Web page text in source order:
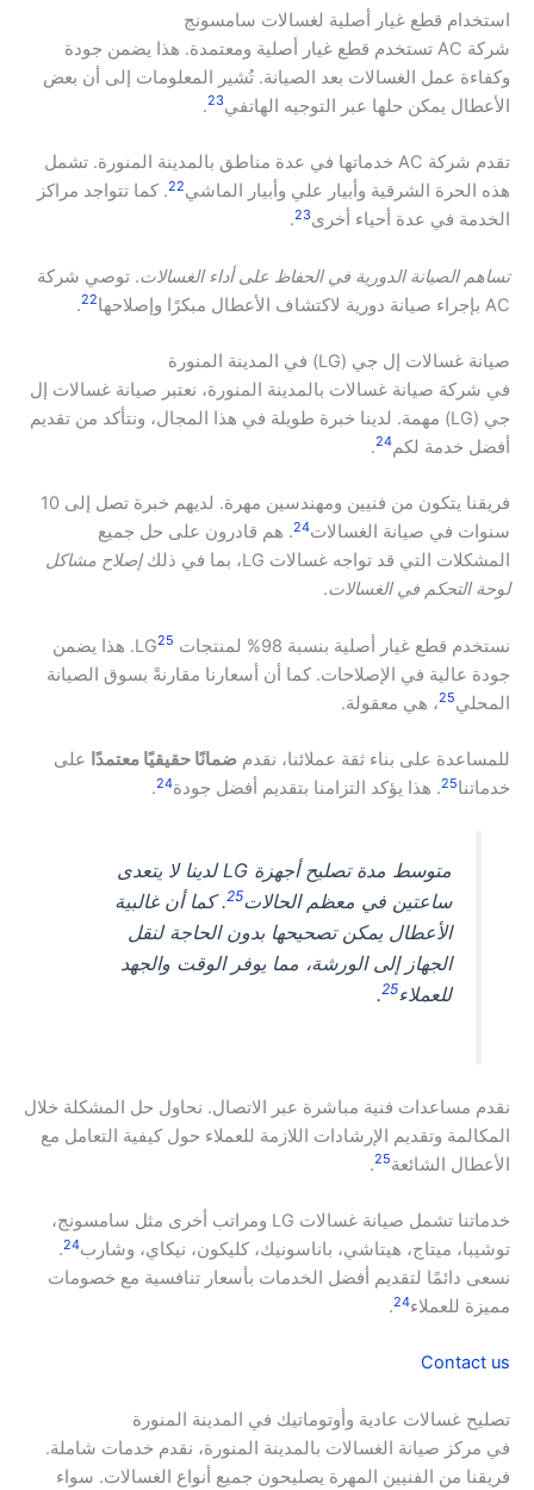
استخدام قطع غيار أصلية لغسالات سامسونج
شركة AC تستخدم قطع غيار أصلية ومعتمدة. هذا يضمن جودة
وكفاءة عمل الغسالات بعد الصيانة. تُشير المعلومات إلى أن بعض
الأعطال يمكن حلها عبر التوجيه الهاتفي23
.
تقدم شركة AC خدماتها في عدة مناطق بالمدينة المنورة. تشمل
هذه الحرة الشرقية وأبيار علي وأبيار الماشي22. كما تتواجد مراكز
الخدمة في عدة أحياء أخرى23
.
تساهم الصيانة الدورية في الحفاظ على أداء الغسالات. توصي شركة
AC بإجراء صيانة دورية لاكتشاف الأعطال مبكرًا وإصلاحها
22
.
صيانة غسالات إل جي (LG) في المدينة المنورة
في شركة صيانة غسالات بالمدينة المنورة، نعتبر صيانة غسالات إل
جي (LG) مهمة. لدينا خبرة طويلة في هذا المجال، ونتأكد من تقديم
أفضل خدمة لكم24
.
فريقنا يتكون من فنيين ومهندسين مهرة. لديهم خبرة تصل إلى 10
سنوات في صيانة الغسالات24. هم قادرون على حل جميع
المشكلات التي قد تواجه غسالات LG، بما في ذلك
إصلاح مشاكل
لوحة التحكم في الغسالات.
نستخدم قطع غيار أصلية بنسبة 98% لمنتجات LG 25
. هذا يضمن
جودة عالية في الإصلاحات. كما أن أسعارنا مقارنةً بسوق الصيانة
المحلي25، هي معقولة.
للمساعدة على بناء ثقة عملائنا، نقدم ضمانًا حقيقيًا معتمدًا على
خدماتنا25. هذا يؤكد التزامنا بتقديم أفضل جودة24
.
متوسط مدة تصليح أجهزة LG لدينا لا يتعدى
ساعتين في معظم الحالات25. كما أن غالبية
الأعطال يمكن تصحيحها بدون الحاجة لنقل
الجهاز إلى الورشة، مما يوفر الوقت والجهد
للعملاء25
.
نقدم مساعدات فنية مباشرة عبر الاتصال. نحاول حل المشكلة خلال
المكالمة وتقديم الإرشادات اللازمة للعملاء حول كيفية التعامل مع
الأعطال الشائعة25
.
خدماتنا تشمل صيانة غسالات LG ومراتب أخرى مثل سامسونج،
توشيبا، ميتاج، هيتاشي، باناسونيك، كليكون، نيكاي، وشارب24
.
نسعى دائمًا لتقديم أفضل الخدمات بأسعار تنافسية مع خصومات
مميزة للعملاء24
.
Contact us
تصليح غسالات عادية وأوتوماتيك في المدينة المنورة
في مركز صيانة الغسالات بالمدينة المنورة، نقدم خدمات شاملة.
فريقنا من الفنيين المهرة يصليحون جميع أنواع الغسالات. سواء